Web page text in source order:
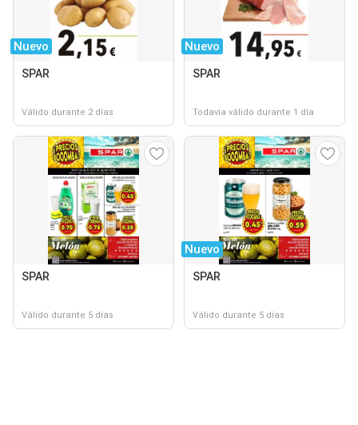
Nuevo
SPAR
Válido durante 2 días
Nuevo
SPAR
Todavía válido durante 1 día
SPAR
Válido durante 5 días
Nuevo
SPAR
Válido durante 5 días